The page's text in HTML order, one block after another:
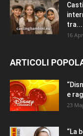
tra...
16
ARTICOLI
e
23
“La